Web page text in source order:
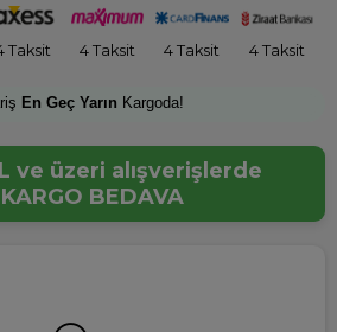
Taksit 4 Taksit 4 Taksit 4 Taksit
En Geç Yarın Kargoda!
ve üzeri alışverişlerde
KARGO BEDAVA